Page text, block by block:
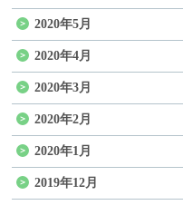
2020年5月
2020年4月
2020年3月
2020年2月
2020年1月
2019年12月